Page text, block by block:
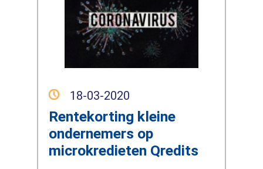
18-03-2020
Rentekorting kleine
ondernemers op
microkredieten Qredits